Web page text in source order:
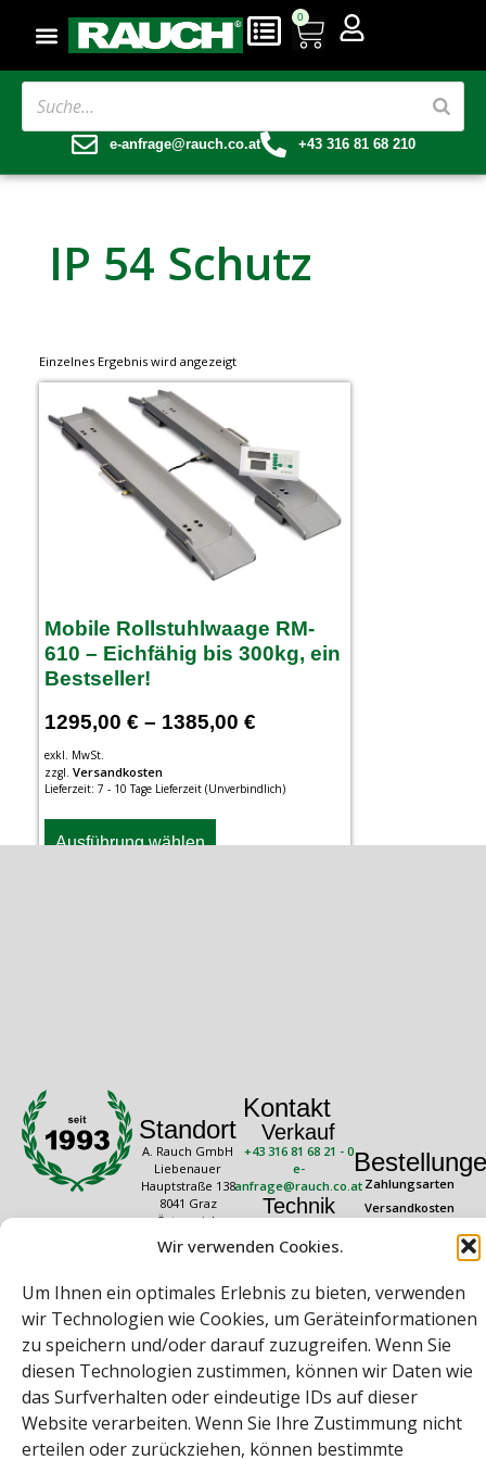
Wir verwenden Cookies.
Um Ihnen ein optimales Erlebnis zu bieten, verwenden
wir Technologien wie Cookies, um Geräteinformationen
zu speichern und/oder darauf zuzugreifen. Wenn Sie
diesen Technologien zustimmen, können wir Daten wie
das Surfverhalten oder eindeutige IDs auf dieser
Website verarbeiten. Wenn Sie Ihre Zustimmung nicht
erteilen oder zurückziehen, können bestimmte
0
e-anfrage@rauch.co.at +43 316 81 68 210
IP 54 Schutz
Einzelnes Ergebnis wird angezeigt
Mobile Rollstuhlwaage RM-
610 – Eichfähig bis 300kg, ein
Bestseller!
1295,00 € – 1385,00 €
exkl. MwSt.
zzgl. Versandkosten
Lieferzeit: 7 - 10 Tage Lieferzeit (Unverbindlich)
Ausführung wählen
Standort
A. Rauch GmbH
Liebenauer
Hauptstraße 138
8041 Graz
Österreich
Öffnungszeiten
16:30 Uhr
Freitag: 08:00 –
Kontakt
Verkauf
+43 316 81 68 21 - 0
e-
anfrage@rauch.co.at
Technik
20
Zahlungsarten
Versandkosten
Rechtliches
Datenschutz
Impressum